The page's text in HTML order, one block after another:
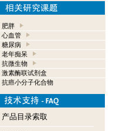
肥胖
心血管
糖尿病
老年痴呆
抗微生物
激素酶联试剂盒
抗癌小分子化合物
产品目录索取